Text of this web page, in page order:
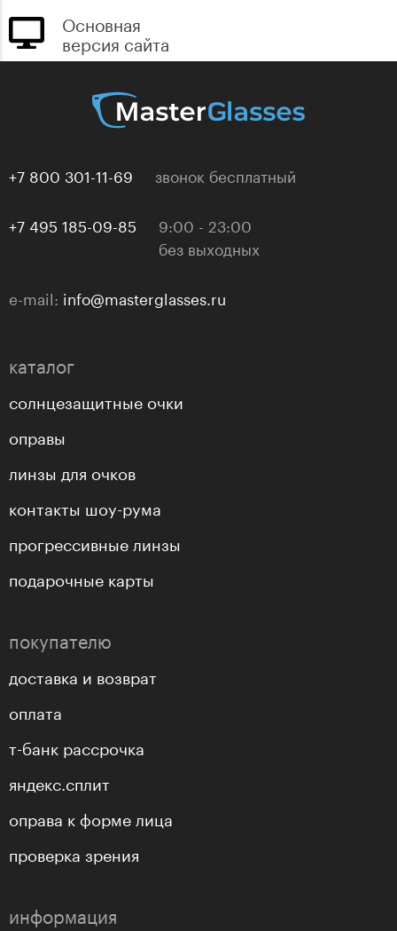
Основная
версия сайта
+7 800 301-11-69 звонок бесплатный
+7 495 185-09-85
9:00 - 23:00
без выходных
e-mail: info@masterglasses.ru
каталог
солнцезащитные очки
оправы
линзы для очков
контакты шоу-рума
прогрессивные линзы
подарочные карты
покупателю
доставка и возврат
оплата
т-банк рассрочка
яндекс.сплит
оправа к форме лица
проверка зрения
информация